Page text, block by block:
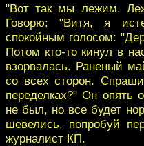
"Вот так мы лежим.
Говорю: "Витя, я
спокойным голосом:
Потом кто-то кинул в
взорвалась. Раненый
со всех сторон.
переделках?" Он опять
не был, но все будет
шевелись, попробуй
журналист КП.